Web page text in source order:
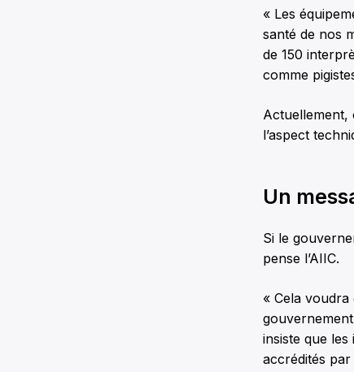
« Les
santé de nos
de 150
comme
Actuellement,
l’aspect
Un
Si le
pense l’AIIC.
« Cela
insiste que
accrédités